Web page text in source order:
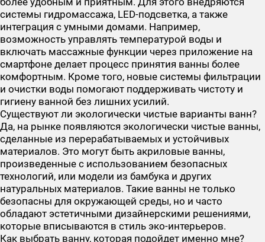
системы гидромассажа, LED-подсветка, а также
интеграция с умными домами. Например,
возможность управлять температурой воды и
включать массажные функции через приложение на
смартфоне делает процесс принятия ванны более
комфортным. Кроме того, новые системы фильтрации
и очистки воды помогают поддерживать чистоту и
гигиену ванной без лишних усилий.
Существуют ли экологически чистые варианты ванн?
Да, на рынке появляются экологически чистые ванны,
сделанные из перерабатываемых и устойчивых
материалов. Это могут быть акриловые ванны,
произведенные с использованием безопасных
технологий, или модели из бамбука и других
натуральных материалов. Такие ванны не только
безопасны для окружающей среды, но и часто
обладают эстетичными дизайнерскими решениями,
которые вписываются в стиль эко-интерьеров.
Как выбрать ванну, которая подойдет именно мне?